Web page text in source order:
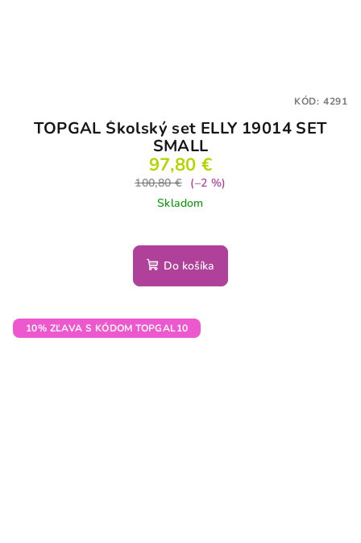
TOPGAL Školský set ELLY 19014 SET
SMALL
97,80 €
100,80 €
(–2 %)
Skladom
Do košíka
KÓD: 4291
10% ZĽAVA S KÓDOM TOPGAL10